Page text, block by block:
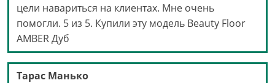
цели навариться на клиентах. Мне очень
помогли. 5 из 5. Купили эту модель Beauty Floor
AMBER Дуб
Тарас Манько